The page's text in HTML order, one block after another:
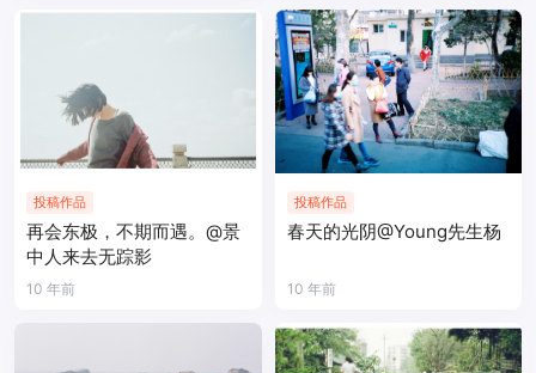
投稿作品
再会东极，不期而遇。@景
中人来去无踪影
10 年前
投稿作品
春天的光阴@Young先生杨
10 年前